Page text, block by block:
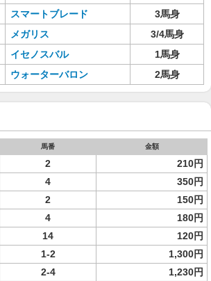
スマートブレード
3馬身
メガリス
3/4馬身
イセノスバル
1馬身
ウォーターバロン 2馬身
馬番 金額
2
210円
4
350円
2
150円
4
180円
14
120円
1-2
1,300円
2-4 1,230円